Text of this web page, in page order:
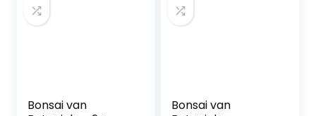
Bonsai van
Bonsai van